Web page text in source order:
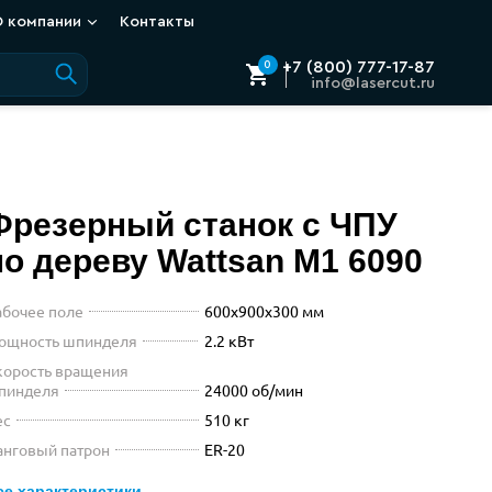
компании Контакты
0 Phone
+7 (800) 777-17-87
info@lasercut.ru
M1
станок с ЧПУ
дереву Wattsan M1 6090
поле
600х900х300 мм
шпинделя
2.2 кВт
вращения
24000 об/мин
510 кг
патрон
ER-20